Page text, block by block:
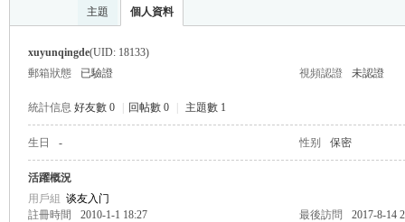
主題 個人資料
xuyunqingde(UID: 18133)
郵箱狀態
已驗證 視頻認證 未認證
統計信息 好友數 0 回帖數 0 主題數 1
生日 - 性别 保密
活躍概況
用戶組 谈友入门
註冊時間
2010-1-1 18:27 最後訪問
2017-8-14